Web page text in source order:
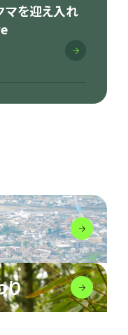
マを迎え入れ
り